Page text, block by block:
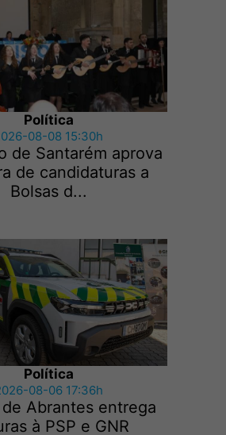
Política
08-08 15:30h
de Santarém aprova
de candidaturas a
Bolsas d...
Política
08-06 17:36h
de Abrantes entrega
à PSP e GNR